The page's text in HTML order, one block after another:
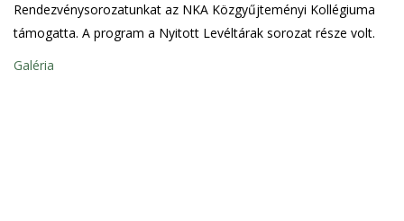
Rendezvénysorozatunkat az NKA Közgyűjteményi Kollégiuma
támogatta. A program a Nyitott Levéltárak sorozat része volt.
Galéria